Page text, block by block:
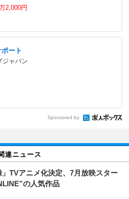
2,000円
ート
ジャパン
Sponsored by
連ニュース
」TVアニメ化決定、7月放映スター
の人気作品